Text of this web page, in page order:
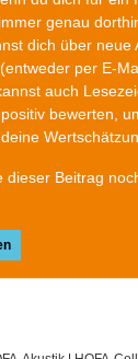
genau
dich über neue
per E-
auch
bewerten,
dieser Beitrag